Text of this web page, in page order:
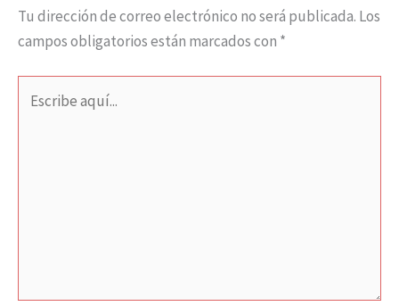
Tu dirección de correo electrónico no será publicada. Los
campos obligatorios están marcados con *
aquí...